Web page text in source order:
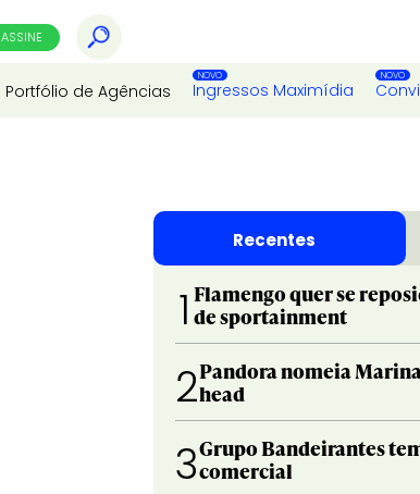
ASSINE
Portfólio de Agências Ingressos Maximídia
Recentes
1 Flamengo quer se
de sportainment
2Pandora nomeia
head
3Grupo Bandeirantes
comercial